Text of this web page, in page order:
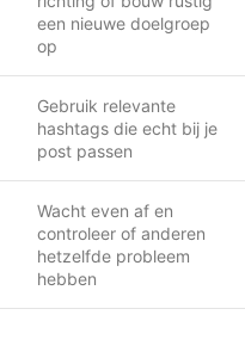
een nieuwe doelgroep
op
Gebruik relevante
hashtags die echt bij je
post passen
Wacht even af en
controleer of anderen
hetzelfde probleem
hebben